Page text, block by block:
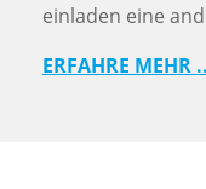
einladen eine
ERFAHRE MEHR